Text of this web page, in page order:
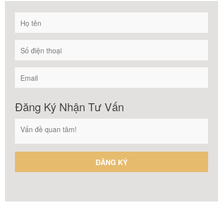
Đăng Ký Nhận Tư Vấn